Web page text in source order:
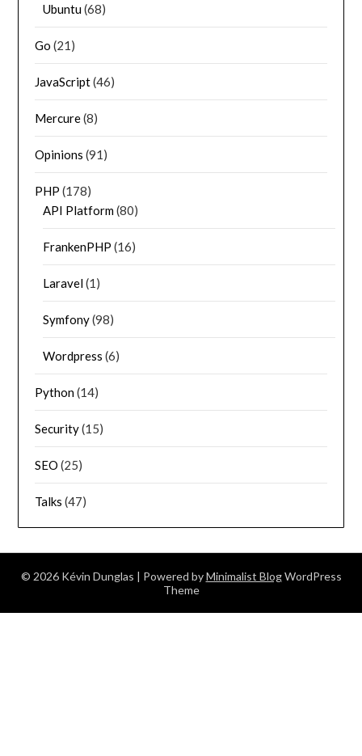
Ubuntu(68)
Go (21)
JavaScript(46)
Mercure(8)
Opinions (91)
PHP (178)
API Platform(80)
FrankenPHP (16)
Laravel(1)
Symfony(98)
Wordpress (6)
Python(14)
Security(15)
SEO (25)
Talks (47)
© 2026 Kévin Dunglas | Powered byMinimalist BlogWordPress
Theme